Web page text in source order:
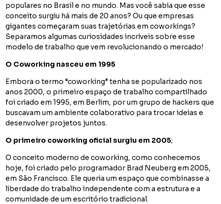
populares no Brasil e no mundo. Mas você sabia que esse
conceito surgiu há mais de 20 anos? Ou que empresas
gigantes começaram suas trajetórias em coworkings?
Separamos algumas curiosidades incríveis sobre esse
modelo de trabalho que vem revolucionando o mercado!
O Coworking nasceu em 1995
Embora o termo “coworking” tenha se popularizado nos
anos 2000, o primeiro espaço de trabalho compartilhado
foi criado em 1995, em Berlim, por um grupo de hackers que
buscavam um ambiente colaborativo para trocar ideias e
desenvolver projetos juntos.
O primeiro coworking oficial surgiu em 2005;
O conceito moderno de coworking, como conhecemos
hoje, foi criado pelo programador Brad Neuberg em 2005,
em São Francisco. Ele queria um espaço que combinasse a
liberdade do trabalho independente com a estrutura e a
comunidade de um escritório tradicional.